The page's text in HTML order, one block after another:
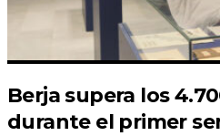
Berja supera los
durante el primer